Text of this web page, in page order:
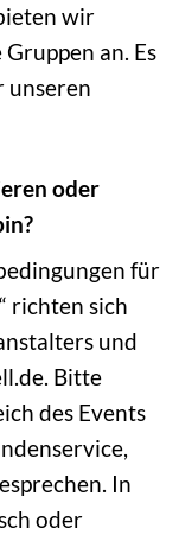
wir
an. Es
unseren
oder
für
richten sich
und
Bitte
des Events
In
oder